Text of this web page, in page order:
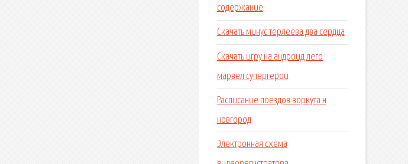
содержание
Скачать минус терлеева два сердца
Скачать игру на андроид лего
марвел супергерои
Расписание поездов воркута н
новгород
Электронная схема